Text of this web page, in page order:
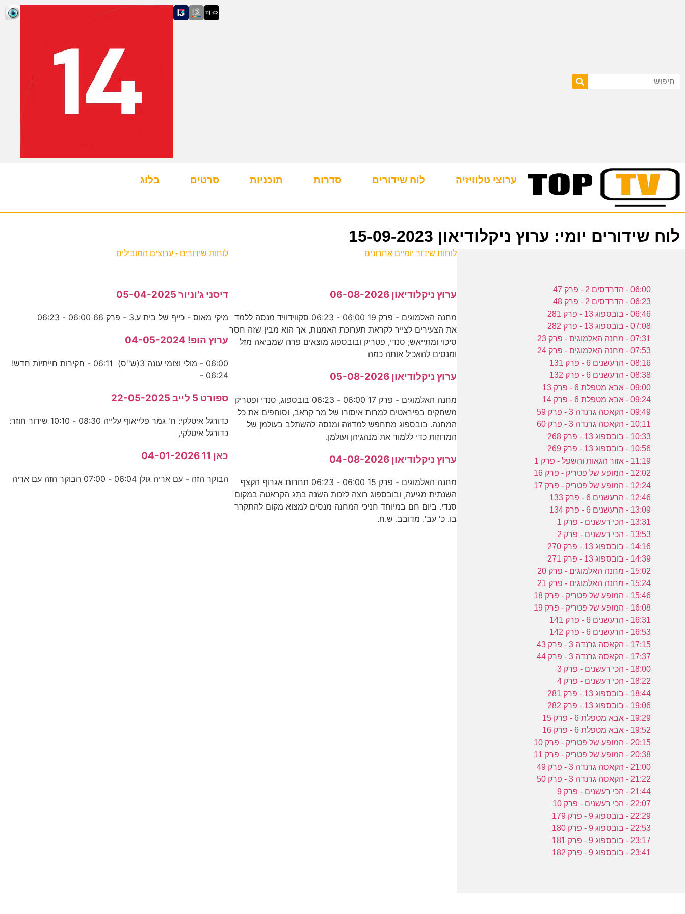
ערוצי טלוויזיה לוח שידורים סדרות תוכניות סרטים בלוג
לוח שידורים יומי: ערוץ ניקלודיאון 15-09-2023
06:00 - הדרדסים 2 - פרק 47
06:23 - הדרדסים 2 - פרק 48
06:46 - בובספוג 13 - פרק 281
07:08 - בובספוג 13 - פרק 282
07:31 - מחנה האלמוגים - פרק 23
07:53 - מחנה האלמוגים - פרק 24
08:16 - הרעשנים 6 - פרק 131
08:38 - הרעשנים 6 - פרק 132
09:00 - אבא מטפלת 6 - פרק 13
09:24 - אבא מטפלת 6 - פרק 14
09:49 - הקאסה גרנדה 3 - פרק 59
10:11 - הקאסה גרנדה 3 - פרק 60
10:33 - בובספוג 13 - פרק 268
10:56 - בובספוג 13 - פרק 269
11:19 - אזור הגאות והשפל - פרק 1
12:02 - המופע של פטריק - פרק 16
12:24 - המופע של פטריק - פרק 17
12:46 - הרעשנים 6 - פרק 133
13:09 - הרעשנים 6 - פרק 134
13:31 - הכי רעשנים - פרק 1
13:53 - הכי רעשנים - פרק 2
14:16 - בובספוג 13 - פרק 270
14:39 - בובספוג 13 - פרק 271
15:02 - מחנה האלמוגים - פרק 20
15:24 - מחנה האלמוגים - פרק 21
15:46 - המופע של פטריק - פרק 18
16:08 - המופע של פטריק - פרק 19
16:31 - הרעשנים 6 - פרק 141
16:53 - הרעשנים 6 - פרק 142
17:15 - הקאסה גרנדה 3 - פרק 43
17:37 - הקאסה גרנדה 3 - פרק 44
18:00 - הכי רעשנים - פרק 3
18:22 - הכי רעשנים - פרק 4
18:44 - בובספוג 13 - פרק 281
19:06 - בובספוג 13 - פרק 282
19:29 - אבא מטפלת 6 - פרק 15
19:52 - אבא מטפלת 6 - פרק 16
20:15 - המופע של פטריק - פרק 10
20:38 - המופע של פטריק - פרק 11
21:00 - הקאסה גרנדה 3 - פרק 49
21:22 - הקאסה גרנדה 3 - פרק 50
21:44 - הכי רעשנים - פרק 9
22:07 - הכי רעשנים - פרק 10
22:29 - בובספוג 9 - פרק 179
22:53 - בובספוג 9 - פרק 180
23:17 - בובספוג 9 - פרק 181
23:41 - בובספוג 9 - פרק 182
לוחות שידור יומיים אחרונים
ערוץ ניקלודיאון 06-08-2026
מחנה האלמוגים - פרק 19 06:00 - 06:23 סקווידוויד מנסה ללמד
את הצעירים לצייר לקראת תערוכת האמנות, אך הוא מבין שזה חסר
סיכוי ומתייאש; סנדי, פטריק ובובספוג מוצאים פרה שמביאה מזל
ומנסים להאכיל אותה כמה
ערוץ ניקלודיאון 05-08-2026
מחנה האלמוגים - פרק 17 06:00 - 06:23 בובספוג, סנדי ופטריק
משחקים בפיראטים למרות איסורו של מר קראב, וסוחפים את כל
המחנה. בובספוג מתחפש למדוזה ומנסה להשתלב בעולמן של
המדוזות כדי ללמוד את מנהגיהן ועולמן.
ערוץ ניקלודיאון 04-08-2026
מחנה האלמוגים - פרק 15 06:00 - 06:23 תחרות אגרוף הקצף
השנתית מגיעה, ובובספוג רוצה לזכות השנה בתג הקראטה במקום
סנדי. ביום חם במיוחד חניכי המחנה מנסים למצוא מקום להתקרר
בו. כ' עב'. מדובב. ש.ח.
לוחות שידורים - ערוצים המובילים
דיסני ג'וניור 05-04-2025
מיקי מאוס - כייף של בית ע.3 - פרק 66 06:00 - 06:23
ערוץ הופ! 04-05-2024
06:00 - מולי וצומי עונה 3(ש''ס) 06:11 - חקירות חייתיות חדש!
06:24 -
ספורט 5 לייב 22-05-2025
כדורגל איטלקי: ח' גמר פלייאוף עלייה 08:30 - 10:10 שידור חוזר:
כדורגל איטלקי,
כאן 11 04-01-2026
הבוקר הזה - עם אריה גולן 06:04 - 07:00 הבוקר הזה עם אריה